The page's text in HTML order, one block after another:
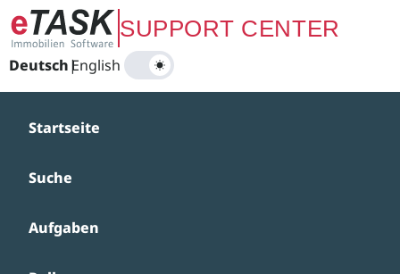
Zum Hauptinhalt springenSUPPORT CENTER
Deutsch|
English
Startseite
Suche
Aufgaben